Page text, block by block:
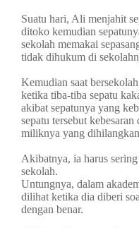
Suatu hari, Ali menjahit
ditoko kemudian
sekolah memakai
tidak dihukum di
Kemudian saat
ketika tiba-tiba sepatu
akibat sepatunya yang
sepatu tersebut
miliknya yang
Akibatnya, ia harus
sekolah.
Untungnya, dalam
dilihat ketika dia diberi
dengan benar.